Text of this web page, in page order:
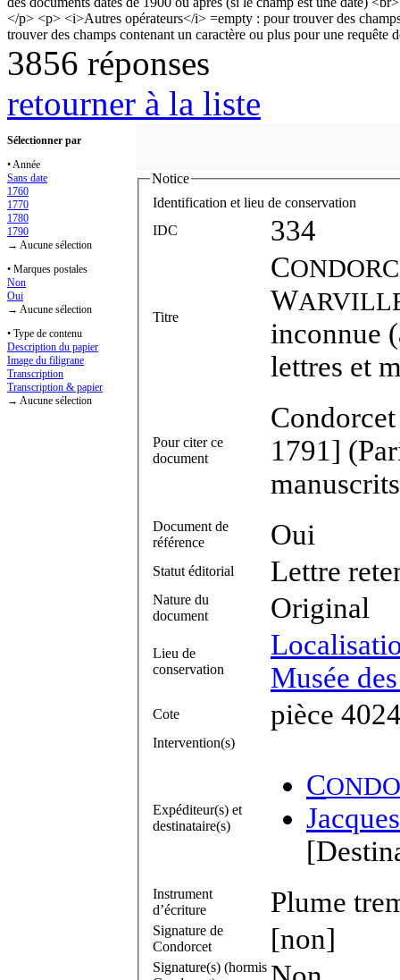
3856 réponses
retourner à la liste
Sélectionner par
• Année
Sans date
1760
1770
1780
1790
→ Aucune sélection
• Marques postales
Non
Oui
→ Aucune sélection
• Type de contenu
Description du papier
Image du filigrane
Transcription
Transcription & papier
→ Aucune sélection
Notice
Identification et lieu de conservation
IDC
334
Titre
C
W
inconnue
lettres et
Pour citer ce
document
1791]
Document de
référence
Oui
Statut éditorial Lettre
Nature du
document
Original
Lieu de
conservation
Musée
Cote pièce
Intervention(s)
Expéditeur(s) et
destinataire(s)
C
Instrument
d’écriture
Plume
Signature de
Condorcet
[non]
Signature(s) (hormis